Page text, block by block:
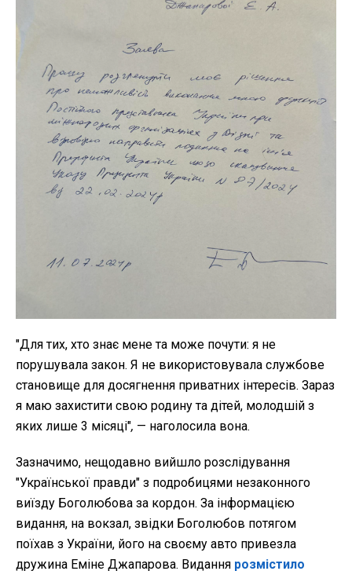
"Для тих, хто знає мене та може почути: я не
порушувала закон. Я не використовувала службове
становище для досягнення приватних інтересів. Зараз
я маю захистити свою родину та дітей, молодшій з
яких лише 3 місяці", — наголосила вона.
Зазначимо, нещодавно вийшло розслідування
"Української правди" з подробицями незаконного
виїзду Боголюбова за кордон. За інформацією
видання, на вокзал, звідки Боголюбов потягом
поїхав з України, його на своєму авто привезла
дружина Еміне Джапарова. Видання розмістило